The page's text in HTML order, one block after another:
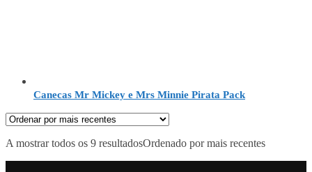
Canecas Mr Mickey e Mrs Minnie Pirata Pack
A mostrar todos os 9 resultadosOrdenado por mais recentes